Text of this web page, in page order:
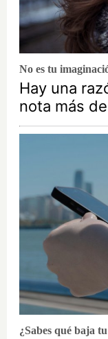
No es tu
Hay una
nota más
¿Sabes qué baja